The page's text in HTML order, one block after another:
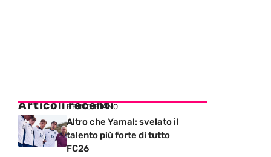
Articoli recenti
PRIMO PIANO
Altro che Yamal: svelato il
talento più forte di tutto
FC26